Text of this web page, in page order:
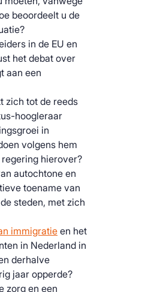
beoordeelt u de
in de EU en
het debat over
aan een
zich tot de reeds
hoogleraar
in
volgens hem
hierover?
autochtone en
toename van
steden, met zich
immigratie en het
in Nederland in
derhalve
jaar opperde?
zorg en een